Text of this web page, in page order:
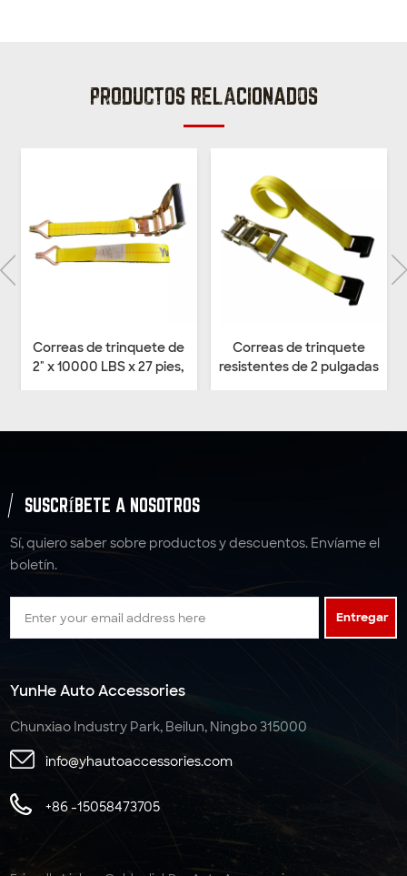
PRODUCTOS RELACIONADOS
de
pies,
Correas de trinquete
resistentes de 2 pulgadas
Correas de amarre
trinquete Ergo 5T de
SUSCRÍBETE A NOSOTROS
Sí, quiero saber sobre productos y descuentos. Envíame el
boletín.
Entregar
YunHe Auto Accessories
Chunxiao Industry Park, Beilun, Ningbo 315000
info@yhautoaccessories.com
+86 -15058473705